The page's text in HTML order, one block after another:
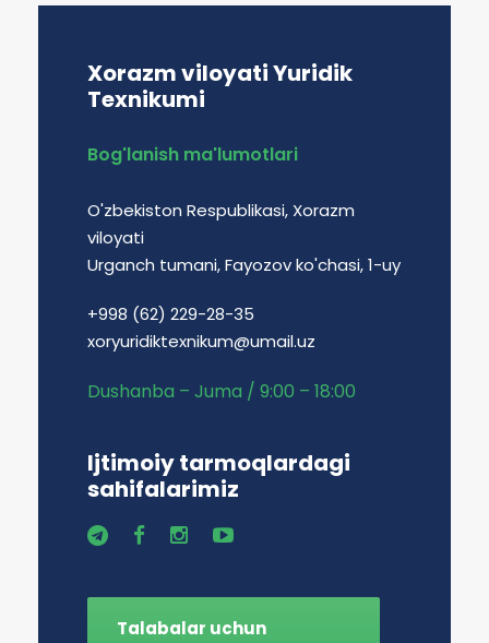
Xorazm viloyati Yuridik
Texnikumi
Bog'lanish ma'lumotlari
O'zbekiston Respublikasi, Xorazm
viloyati
Urganch tumani, Fayozov ko'chasi, 1-uy
+998 (62) 229-28-35
xoryuridiktexnikum@umail.uz
Dushanba – Juma / 9:00 – 18:00
Ijtimoiy tarmoqlardagi
sahifalarimiz
Talabalar uchun